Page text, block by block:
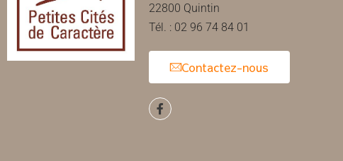
22800 Quintin
Tél. : 02 96 74 84 01
Contactez-nous